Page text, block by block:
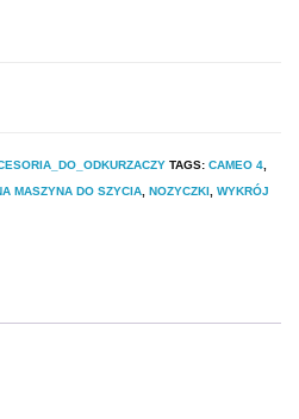
TAGS: CAMEO 4,
MASZYNA DO SZYCIA, NOZYCZKI , WYKRÓJ